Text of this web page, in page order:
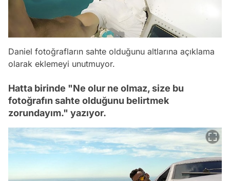
Daniel fotoğrafların sahte olduğunu altlarına açıklama
olarak eklemeyi unutmuyor.
Hatta birinde "Ne olur ne olmaz, size bu
fotoğrafın sahte olduğunu belirtmek
zorundayım." yazıyor.